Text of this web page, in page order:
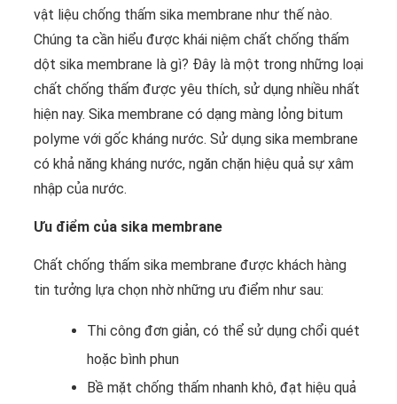
vật liệu chống thấm sika membrane như thế nào.
Chúng ta cần hiểu được khái niệm chất chống thấm
dột sika membrane là gì? Đây là một trong những loại
chất chống thấm được yêu thích, sử dụng nhiều nhất
hiện nay. Sika membrane có dạng màng lỏng bitum
polyme với gốc kháng nước. Sử dụng sika membrane
có khả năng kháng nước, ngăn chặn hiệu quả sự xâm
nhập của nước.
Ưu điểm của sika membrane
Chất chống thấm sika membrane được khách hàng
tin tưởng lựa chọn nhờ những ưu điểm như sau:
Thi công đơn giản, có thể sử dụng chổi quét
hoặc bình phun
Bề mặt chống thấm nhanh khô, đạt hiệu quả